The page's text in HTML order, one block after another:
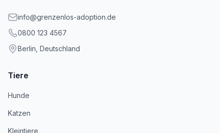
info@grenzenlos-adoption.de
0800 123 4567
Berlin, Deutschland
Tiere
Hunde
Katzen
Kleintiere